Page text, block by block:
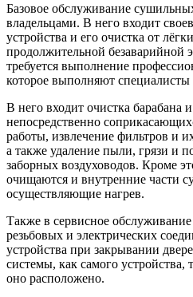
Базовое обслуживание
владельцами. В него входит
устройства и его очистка от
продолжительной безаварийной
требуется выполнение
которое выполняют специалисты
В него входит очистка барабана
непосредственно
работы, извлечение фильтров и
а также удаление пыли, грязи и
заборных воздуховодов. Кроме
очищаются и внутренние
осуществляющие нагрев.
Также в сервисное
резьбовых и электрических
устройства при закрывании
системы, как самого
оно расположено.